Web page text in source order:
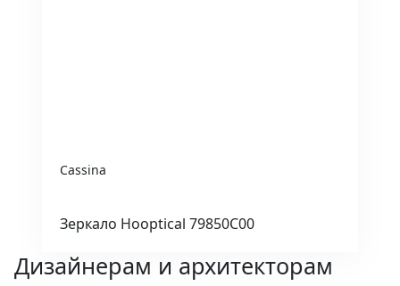
Cassina
Зеркало Hooptical 79850C00
Дизайнерам и архитекторам